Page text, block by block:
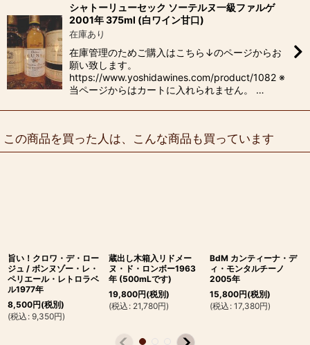
シャトーリューセック ソーテルヌ一級ファルゲ
2001年 375ml (白ワイン甘口)
在庫あり
在庫管理のためご購入はこちら↓のページからお
願い致します。
https://www.yoshidawines.com/product/1082 ※
当ページからはカートに入れられません。 …
この商品を買った人は、こんな商品も買っています
旨い！クロワ・デ・ロー
ジュ / ボンヌゾー・レ・
ペリエール・レトロラベ
ル1977年
8,500円(税別)
(税込 : 9,350円)
蔵出し木箱入リドメー
ヌ・ド・ロンボー1963
年 (500mLです)
19,800円(税別)
(税込 : 21,780円)
BdM カンティーナ・デ
ィ・モンタルチーノ
2005年
15,800円(税別)
(税込 : 17,380円)